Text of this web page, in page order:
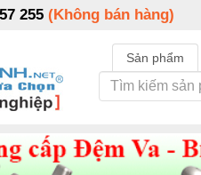
255 (Không bán hàng)
Sản phẩm